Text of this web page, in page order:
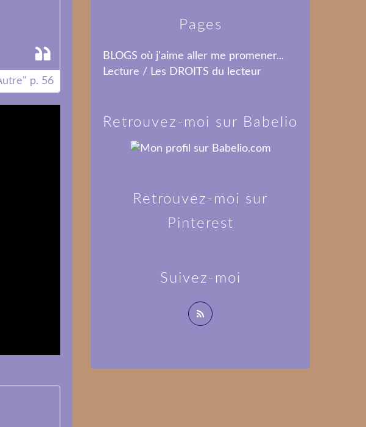
p. 56
Pages
BLOGS où j'aime aller me promener...
Lecture / Les DROITS du lecteur
Suivez-moi
Retrouvez-moi sur Babelio
Retrouvez-moi sur
Pinterest